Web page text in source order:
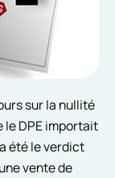
sur la nullité
le DPE importait
été le verdict
vente de